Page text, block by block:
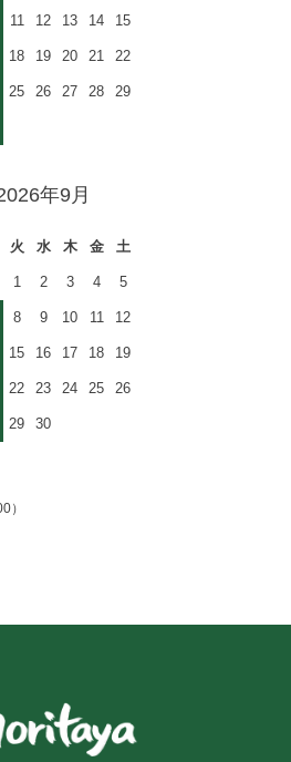
11 12 13 14 15
18 19 20 21 22
25 26 27 28 29
年9月
火 水 木 金 土
1 2 3 4 5
8 9 10 11 12
15 16 17 18 19
22 23 24 25 26
29 30
）